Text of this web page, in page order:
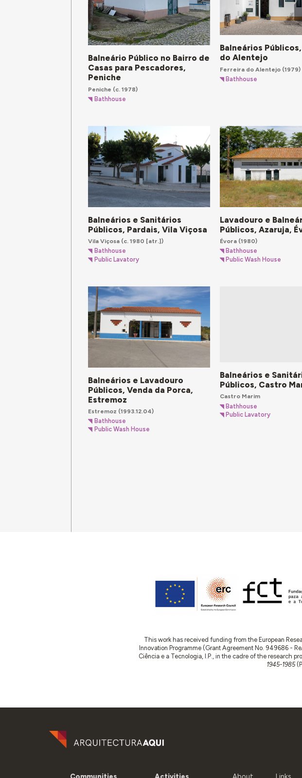
Balneário Público no Bairro de
Casas para Pescadores,
Peniche
Peniche (c. 1978)
Bathhouse
Balneários
do Alentejo
Ferreira do Alentejo(1979)
Bathhouse
Balneários e Sanitários
Públicos, Pardais, Vila Viçosa
Vila Viçosa (c. 1980 [atr.])
Bathhouse
Public Lavatory
Lavadouro e
Públicos, Azaruja,
Évora(1980)
Bathhouse
Public Wash House
Balneários e Lavadouro
Públicos, Venda da Porca,
Estremoz
Estremoz (1993.12.04)
Bathhouse
Public Wash House
Balneários e
Públicos, Castro
Castro Marim
Bathhouse
Public Lavatory
This work has received funding from the European
Innovation Programme (Grant Agreement No. 949686 -
Ciência e a Tecnologia, I.P., in the cadre of the research
1945-1985